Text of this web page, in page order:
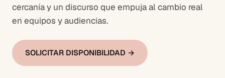
cercanía y un discurso que empuja al cambio real
en equipos y audiencias.
SOLICITAR DISPONIBILIDAD →